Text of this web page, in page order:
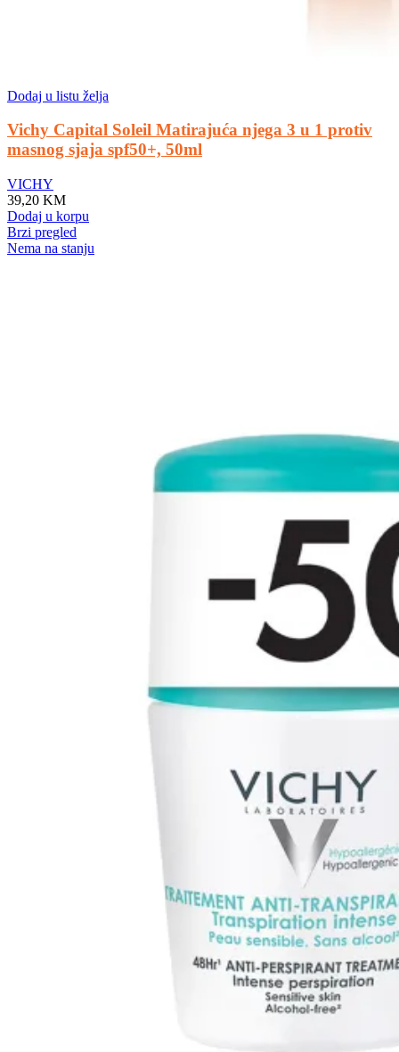
Dodaj u listu želja
Vichy Capital Soleil Matirajuća njega 3 u 1 protiv
masnog sjaja spf50+, 50ml
VICHY
39,20 KM
Dodaj u korpu
Brzi pregled
Nema na stanju